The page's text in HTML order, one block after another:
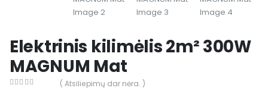
Elektrinis kilimėlis 2m² 300W
MAGNUM Mat
( Atsiliepimų dar nėra. )